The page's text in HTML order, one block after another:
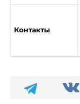
Контакты